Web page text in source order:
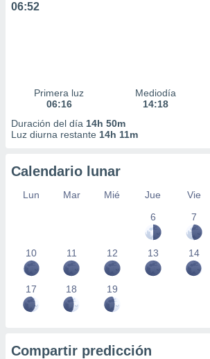
06:52
Primera luz
06:16
Mediodía
14:18
Duración del día 14h 50m
Luz diurna restante 14h 11m
Calendario lunar
Lun Mar Mié Jue Vie
6
7
10 11 12 13 14
17 18 19
Compartir predicción